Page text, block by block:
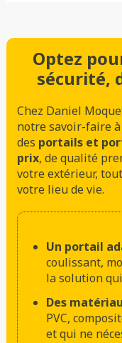
Optez
sécurité,
Chez Daniel
notre savoir-faire
des portails et
prix, de qualité
votre extérieur,
votre lieu de vie.
Un portail
coulissant,
la solution
Des
PVC,
et qui ne